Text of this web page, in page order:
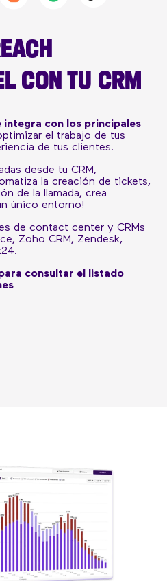
CON TU CRM
integra con los principales
el trabajo de tus
de tus clientes.
desde tu CRM,
la creación de tickets,
de la llamada, crea
único entorno!
de contact center y CRMs
Zoho CRM, Zendesk,
consultar el listado